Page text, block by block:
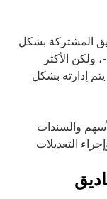
المشتركة بشكل
الأكثر
إدارته بشكل
والسندات
التعديلات.